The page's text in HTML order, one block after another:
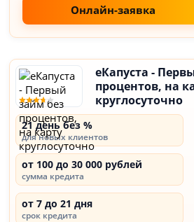
Онлайн-заявка
еКапуста -
процентов, на
круглосуточно
21 день без %
для новых клиентов
от 100 до 30 000 рублей
сумма кредита
от 7 до 21 дня
срок кредита